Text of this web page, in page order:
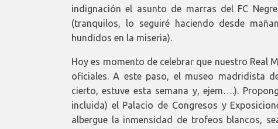
indignación el asunto de marras del FC
(tranquilos, lo seguiré haciendo desde
hundidos en la miseria).
Hoy es momento de celebrar que nuestro
oficiales. A este paso, el museo madridista
cierto, estuve esta semana y, ejem….).
incluida) el Palacio de Congresos y
albergue la inmensidad de trofeos blancos,